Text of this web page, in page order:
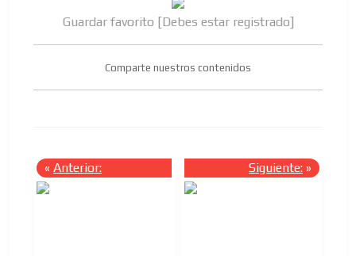
Guardar favorito [Debes estar registrado]
Comparte nuestros contenidos
« Anterior: Siguiente: »